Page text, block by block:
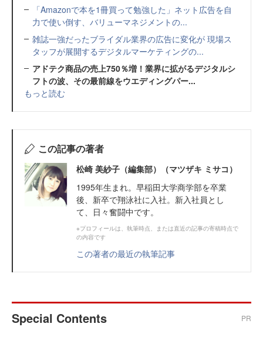
「Amazonで本を1冊買って勉強した」ネット広告を自
力で使い倒す、バリューマネジメントの...
雑誌一強だったブライダル業界の広告に変化が 現場ス
タッフが展開するデジタルマーケティングの...
アドテク商品の売上750％増！業界に拡がるデジタルシ
フトの波、その最前線をウエディングパー...
もっと読む
この記事の著者
松崎 美紗子（編集部）（マツザキ ミサコ）
1995年生まれ。早稲田大学商学部を卒業
後、新卒で翔泳社に入社。新入社員とし
て、日々奮闘中です。
※プロフィールは、執筆時点、または直近の記事の寄稿時点で
の内容です
この著者の最近の執筆記事
Special Contents PR